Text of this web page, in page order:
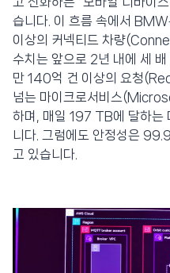
습니다. 이 흐름 속에서
이상의 커넥티드 차량
수치는 앞으로 2년 내에 세 배
만 140억 건 이상의 요청
넘는 마이크로서비스
하며, 매일 197 TB에 달하는
니다. 그럼에도 안정성은
고 있습니다.